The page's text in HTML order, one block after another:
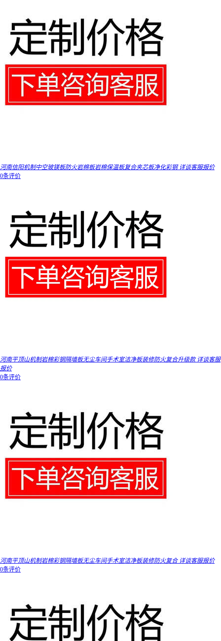
河南信阳机制中空玻镁板防火岩棉板岩棉保温板复合夹芯板净化彩钢 详谈客服报价
0条评价
河南平顶山机制岩棉彩钢隔墙板无尘车间手术室洁净板装修防火复合升级款 详谈客服
报价
0条评价
河南平顶山机制岩棉彩钢隔墙板无尘车间手术室洁净板装修防火复合 详谈客服报价
0条评价